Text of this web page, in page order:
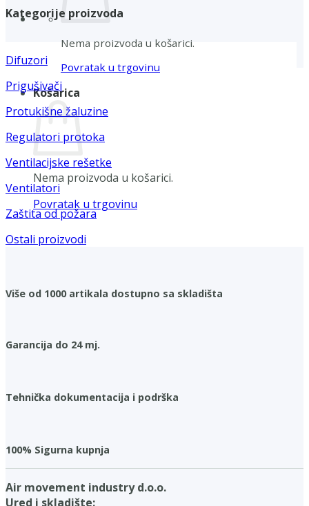
Nema proizvoda u košarici.
Povratak u trgovinu
Košarica
Nema proizvoda u košarici.
Povratak u trgovinu
Kategorije proizvoda
Difuzori
Prigušivači
Protukišne žaluzine
Regulatori protoka
Ventilacijske rešetke
Ventilatori
Zaštita od požara
Ostali proizvodi
Više od 1000 artikala dostupno sa skladišta
Garancija do 24 mj.
Tehnička dokumentacija i podrška
100% Sigurna kupnja
Air movement industry d.o.o.
Ured i skladište: